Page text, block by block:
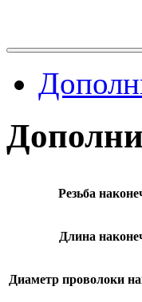
Резьба
Длина
Диаметр проволоки